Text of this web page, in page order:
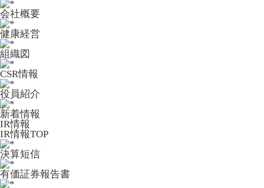
会社概要
健康経営
組織図
CSR情報
役員紹介
新着情報
IR情報
IR情報TOP
決算短信
有価証券報告書